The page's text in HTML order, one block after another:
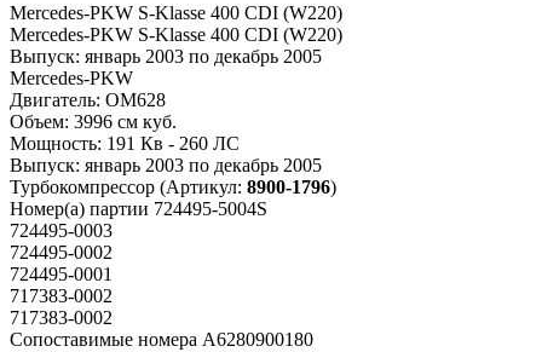
Mercedes-PKW S-Klasse 400 CDI (W220)
Mercedes-PKW S-Klasse 400 CDI (W220)
Выпуск: январь 2003 по декабрь 2005
Mercedes-PKW
Двигатель: OM628
Объем: 3996 см куб.
Мощность: 191 Кв - 260 ЛС
Выпуск: январь 2003 по декабрь 2005
Турбокомпрессор (Артикул: 8900-1796)
Номер(а) партии 724495-5004S
724495-0003
724495-0002
724495-0001
717383-0002
717383-0002
Сопоставимые номера A6280900180